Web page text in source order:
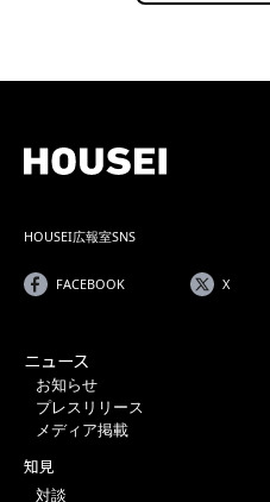
HOUSEI広報室SNS
FACEBOOK X
ニュース
お知らせ
プレスリリース
メディア掲載
知見
対談